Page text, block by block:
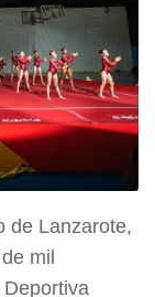
de Lanzarote,
mil